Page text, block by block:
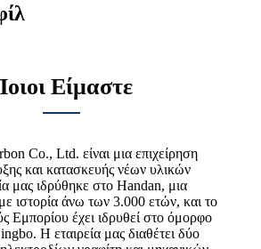
Είμαστε
Co., Ltd. είναι μια επιχείρηση
και κατασκευής νέων υλικών
μας ιδρύθηκε στο Handan, μια
ιστορία άνω των 3.000 ετών, και το
Εμπορίου έχει ιδρυθεί στο όμορφο
Η εταιρεία μας διαθέτει δύο